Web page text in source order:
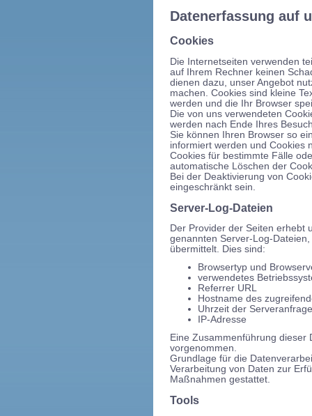
Datenerfassung auf
Cookies
Die Internetseiten verwenden
auf Ihrem Rechner keinen
dienen dazu, unser Angebot
machen. Cookies sind kleine
werden und die Ihr Browser
Die von uns verwendeten
werden nach Ende Ihres
Sie können Ihren Browser so
informiert werden und Cookies
Cookies für bestimmte Fälle
automatische Löschen der
Bei der Deaktivierung von
eingeschränkt sein.
Server-Log-Dateien
Der Provider der Seiten erhebt
genannten Server-Log-
übermittelt. Dies sind:
Browsertyp und
verwendetes
Referrer URL
Hostname des
Uhrzeit der
IP-Adresse
Eine Zusammenführung dieser
vorgenommen.
Grundlage für die
Verarbeitung von Daten zur
Maßnahmen gestattet.
Tools